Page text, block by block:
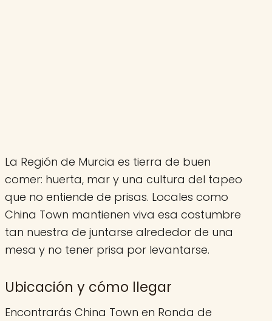
La Región de Murcia es tierra de buen
comer: huerta, mar y una cultura del tapeo
que no entiende de prisas. Locales como
China Town mantienen viva esa costumbre
tan nuestra de juntarse alrededor de una
mesa y no tener prisa por levantarse.
Ubicación y cómo llegar
Encontrarás China Town en Ronda de